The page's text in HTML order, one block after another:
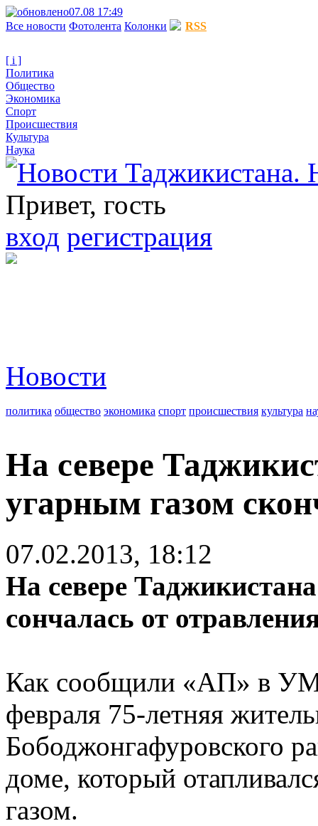
07.08 17:49
Все новости Фотолента Колонки RSS
[ i ]
Политика
Общество
Экономика
Спорт
Происшествия
Культура
Наука
Привет, гость
вход регистрация
Новости
политика общество экономика спорт происшествия культура
На севере
угарным газом
07.02.2013, 18:12
На севере
сончалась от
Как сообщили «АП» в
февраля 75-летняя
Бободжонгафуровского
доме, который
газом.